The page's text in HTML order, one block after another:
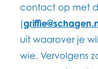
contact op met
(
uit waarover je
wie. Vervolgens